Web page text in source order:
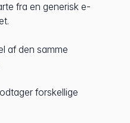
fra en generisk e-
af den samme
forskellige